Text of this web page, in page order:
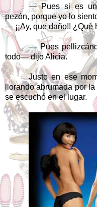
— Pues si es un
pezón, porque yo lo
— ¡¡Ay, que daño!! ¿Qué
— Pues
todo— dijo Alicia.
Justo en ese
llorando abrumada por
se escuchó en el lugar.